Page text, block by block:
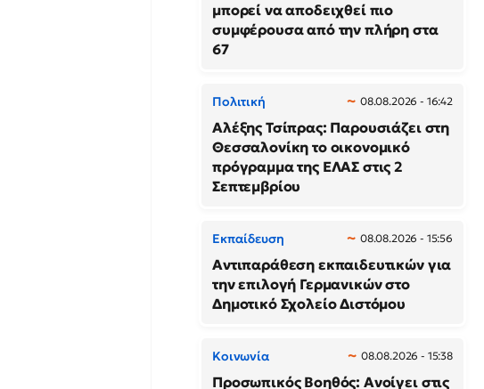
μπορεί να αποδειχθεί πιο
συμφέρουσα από την πλήρη στα
67
Πολιτική 08.08.2026 - 16:42
Αλέξης Τσίπρας: Παρουσιάζει στη
Θεσσαλονίκη το οικονομικό
πρόγραμμα της ΕΛΑΣ στις 2
Σεπτεμβρίου
Εκπαίδευση 08.08.2026 - 15:56
Αντιπαράθεση εκπαιδευτικών για
την επιλογή Γερμανικών στο
Δημοτικό Σχολείο Διστόμου
Κοινωνία 08.08.2026 - 15:38
Προσωπικός Βοηθός: Ανοίγει στις